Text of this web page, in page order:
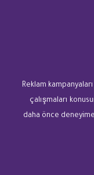
Reklam
çalışmaları
daha önce